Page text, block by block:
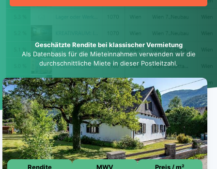
Geschätzte Rendite bei klassischer Vermietung
Als Datenbasis für die Mieteinnahmen verwenden wir die
durchschnittliche Miete in dieser Postleitzahl.
Rendite MWV Preis / m²